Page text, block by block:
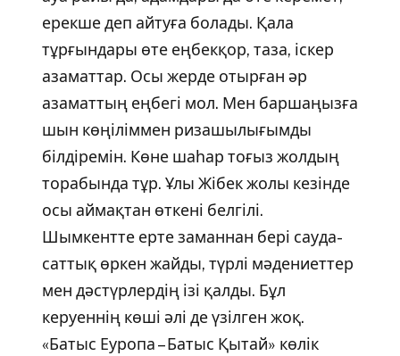
ерекше деп айтуға болады. Қала
тұрғындары өте еңбекқор, таза, іскер
азаматтар. Осы жерде отырған әр
азаматтың еңбегі мол. Мен баршаңызға
шын көңіліммен ризашылығымды
білдіремін. Көне шаһар тоғыз жолдың
торабында тұр. Ұлы Жібек жолы кезінде
осы аймақтан өткені белгілі.
Шымкентте ерте заманнан бері сауда-
саттық өркен жайды, түрлі мәдениеттер
мен дәстүрлердің ізі қалды. Бұл
керуеннің көші әлі де үзілген жоқ.
«Батыс Еуропа – Батыс Қытай» көлік